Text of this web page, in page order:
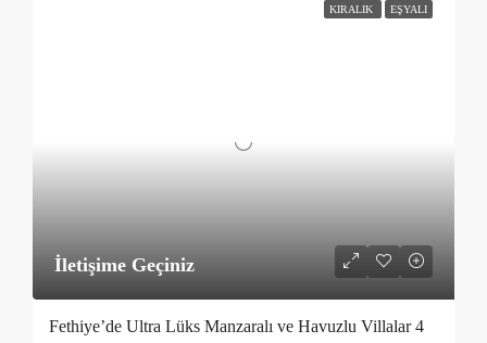
KIRALIK EŞYALI
İletişime Geçiniz
Fethiye’de Ultra Lüks Manzaralı ve Havuzlu Villalar 4